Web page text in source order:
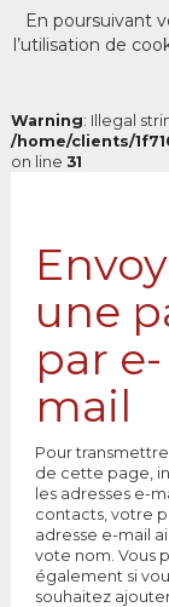
En poursuivant
l’utilisation de
Warning: Illegal
/home/clients/
on line 31
une
par e-
mail
Pour transmettre
de cette page,
les adresses e-
contacts, votre
adresse e-mail
vote nom. Vous
également si
souhaitez